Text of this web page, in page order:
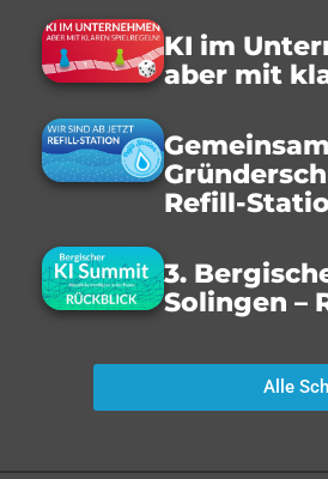
KI im
aber mit
Refill-
3.
Solingen –
Alle